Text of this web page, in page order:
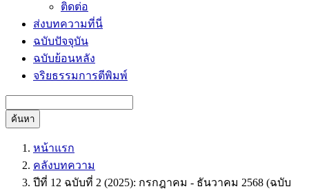
ติดต่อ
ส่งบทความที่นี่
ฉบับปัจจุบัน
ฉบับย้อนหลัง
จริยธรรมการตีพิมพ์
ค้นหา
หน้าแรก
คลังบทความ
ปีที่ 12 ฉบับที่ 2 (2025): กรกฎาคม - ธันวาคม 2568 (ฉบับ